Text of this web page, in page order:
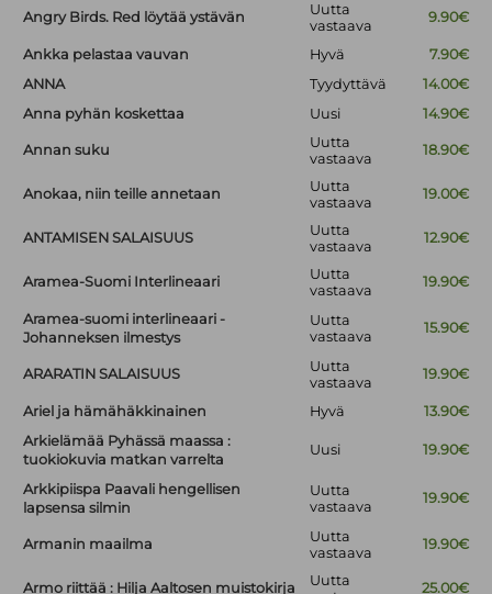
Angry Birds. Red löytää ystävän
Uutta
vastaava
9.90€
Ankka pelastaa vauvan Hyvä
7.90€
ANNA
Tyydyttävä
14.00€
Anna pyhän koskettaa
Uusi 14.90€
Annan suku
Uutta
vastaava
18.90€
Anokaa, niin teille annetaan
Uutta
vastaava
19.00€
ANTAMISEN SALAISUUS
Uutta
vastaava
12.90€
Aramea-Suomi Interlineaari
Uutta
vastaava
19.90€
Aramea-suomi interlineaari -
Johanneksen ilmestys
Uutta
vastaava
15.90€
ARARATIN SALAISUUS
Uutta
vastaava
19.90€
Ariel ja hämähäkkinainen Hyvä
13.90€
Arkielämää Pyhässä maassa :
tuokiokuvia matkan varrelta
Uusi 19.90€
Arkkipiispa Paavali hengellisen
lapsensa silmin
Uutta
vastaava
19.90€
Armanin maailma
Uutta
vastaava
19.90€
Armo riittää : Hilja Aaltosen muistokirja
Uutta
25.00€